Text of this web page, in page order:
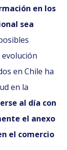
en los
sea
en Chile ha
en la
al día con
el anexo
el comercio